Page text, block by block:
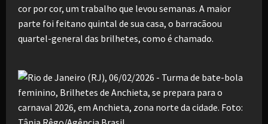
cor por cor, um trabalho que levou semanas. A maior
parte foi feitano quintal de sua casa, o barracãoou
quartel-general das brilhetes, como é chamado.